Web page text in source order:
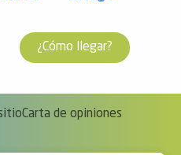
¿Cómo llegar?
Carta de opiniones